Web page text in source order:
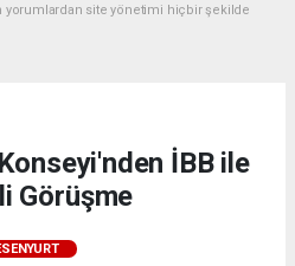
yorumlardan site yönetimi hiçbir şekilde
İBB ile
Görüşme